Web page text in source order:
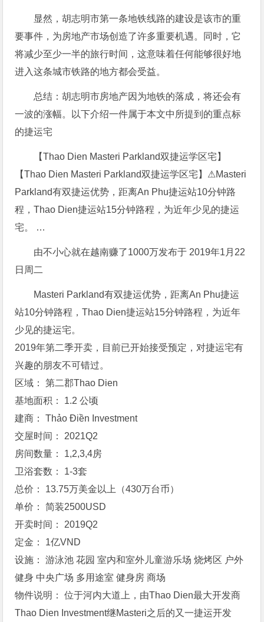
显然，胡志明市第一条地铁线路的建设是该市的重
要事件，为房地产市场创造了许多重要机遇。同时，它
将减少至少一半的旅行时间，这意味着任何能够很好地
进入这条城市铁路的地方都会受益。
总结：胡志明市房地产因为地铁的落成，将还会有
一波的涨幅。以下介绍一件属于本文中所提到的重点标
的捷运宅
【Thao Dien Masteri Parkland双捷运学区宅】
【Thao Dien Masteri Parkland双捷运学区宅】⚠Masteri
Parkland有双捷运优势，距离An Phu捷运站10分钟路
程，Thao Dien捷运站15分钟路程，为近年少见的捷运
宅。 …
由不小心就在越南赚了1000万发布于 2019年1月22
日周二
Masteri Parkland有双捷运优势，距离An Phu捷运
站10分钟路程，Thao Dien捷运站15分钟路程，为近年
少见的捷运宅。
2019年第二季开卖，目前已开始接受预定，对捷运宅有
兴趣的朋友不可错过。
区域： 第二郡Thao Dien
基地面积： 1.2 公顷
建商： Thảo Điền Investment
交屋时间： 2021Q2
房间数量： 1,2,3,4房
卫浴套数： 1-3套
总价： 13.75万美金以上（430万台币）
单价： 简装2500USD
开卖时间： 2019Q2
定金： 1亿VND
设施： 游泳池 花园 室内和室外儿童游乐场 烧烤区 户外
健身 中央广场 多用途室 健身房 商场
物件说明： 位于河内大道上，由Thao Dien最大开发商
Thao Dien Investment继Masteri之后的又一捷运开发